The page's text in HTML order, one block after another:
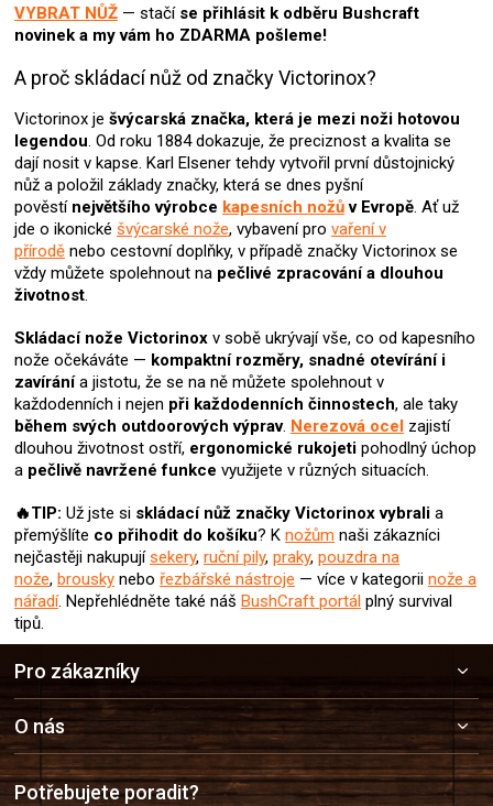
i
s
VYBRAT NŮŽ — stačí se přihlásit k odběru Bushcraft
novinek a my vám ho ZDARMA pošleme!
A proč skládací nůž od značky Victorinox?
Victorinox je švýcarská značka, která je mezi noži hotovou
legendou. Od roku 1884 dokazuje, že preciznost a kvalita se
dají nosit v kapse. Karl Elsener tehdy vytvořil první důstojnický
nůž a položil základy značky, která se dnes pyšní
pověstí největšího výrobce kapesních nožů v Evropě. Ať už
jde o ikonické švýcarské nože, vybavení pro vaření v
přírodě nebo cestovní doplňky, v případě značky Victorinox se
vždy můžete spolehnout na pečlivé zpracování a dlouhou
životnost.
Skládací nože Victorinox v sobě ukrývají vše, co od kapesního
nože očekáváte — kompaktní rozměry, snadné otevírání i
zavíránía jistotu, že se na ně můžete spolehnout v
každodenních i nejen při každodenních činnostech, ale taky
během svých outdoorových výprav. Nerezová ocel zajistí
dlouhou životnost ostří, ergonomické rukojeti pohodlný úchop
a pečlivě navržené funkce využijete v různých situacích.
🔥TIP: Už jste si skládací nůž značky Victorinoxvybrali a
přemýšlíte co přihodit do košíku? K nožům naši zákazníci
nejčastěji nakupujísekery, ruční pily, praky, pouzdra na
nože, brousky nebo řezbářské nástroje — více v kategorii nože a
nářadí. Nepřehlédněte také náš BushCraft portál plný survival
tipů.
a
t
í
Pro zákazníky
O nás
Potřebujete poradit?